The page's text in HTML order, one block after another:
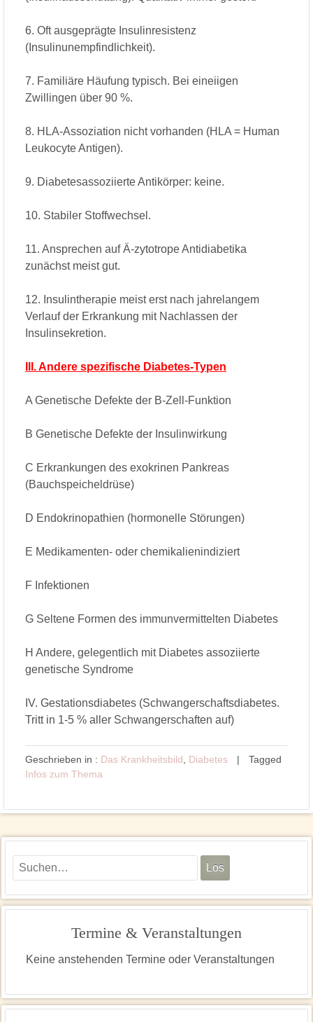
6. Oft ausgeprägte Insulinresistenz
(Insulinunempfindlichkeit).
7. Familiäre Häufung typisch. Bei eineiigen
Zwillingen über 90 %.
8. HLA-Assoziation nicht vorhanden (HLA = Human
Leukocyte Antigen).
9. Diabetesassoziierte Antikörper: keine.
10. Stabiler Stoffwechsel.
11. Ansprechen auf Ä-zytotrope Antidiabetika
zunächst meist gut.
12. Insulintherapie meist erst nach jahrelangem
Verlauf der Erkrankung mit Nachlassen der
Insulinsekretion.
III. Andere spezifische Diabetes-Typen
A Genetische Defekte der B-Zell-Funktion
B Genetische Defekte der Insulinwirkung
C Erkrankungen des exokrinen Pankreas
(Bauchspeicheldrüse)
D Endokrinopathien (hormonelle Störungen)
E Medikamenten- oder chemikalienindiziert
F Infektionen
G Seltene Formen des immunvermittelten Diabetes
H Andere, gelegentlich mit Diabetes assoziierte
genetische Syndrome
IV. Gestationsdiabetes (Schwangerschaftsdiabetes.
Tritt in 1-5 % aller Schwangerschaften auf)
Geschrieben in : Das Krankheitsbild Diabetes |
Tagged
Infos zum Thema
Termine & Veranstaltungen
Keine anstehenden Termine oder Veranstaltungen